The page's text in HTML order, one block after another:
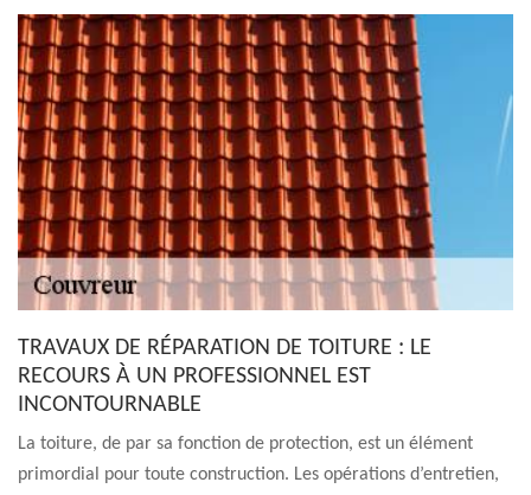
TRAVAUX DE RÉPARATION DE TOITURE : LE
RECOURS À UN PROFESSIONNEL EST
INCONTOURNABLE
La toiture, de par sa fonction de protection, est un élément
primordial pour toute construction. Les opérations d’entretien,